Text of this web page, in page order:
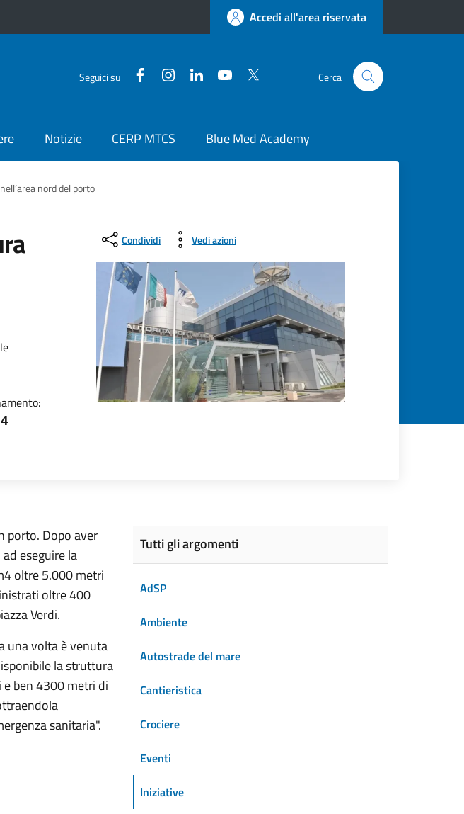
Accedi all'area riservata
Seguici su FacebookInstagramLinkedInYouTube Cerca
Notizie CERP MTCS Blue Med Academy
nord del porto
Condividi Vedi azioni
porto. Dopo aver
eseguire la
oltre 5.000 metri
oltre 400
Verdi.
una volta è venuta
la struttura
ben 4300 metri di
sanitaria".
Tutti gli argomenti
AdSP
Ambiente
Autostrade del mare
Cantieristica
Crociere
Eventi
Iniziative